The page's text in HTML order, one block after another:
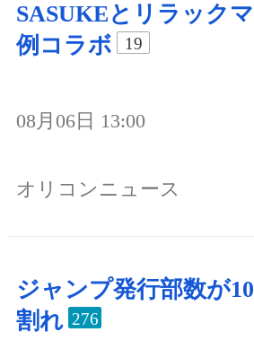
SASUKEとリラック
例コラボ
19
08月06日 13:00
オリコンニュース
ジャンプ発行部数が
割れ 276